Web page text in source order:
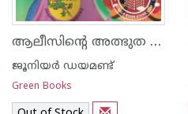
ആലീസിന്റെ അത്ഭുത ലോകം
ജൂനിയര്‍ ഡയമണ്ട്
Green Books